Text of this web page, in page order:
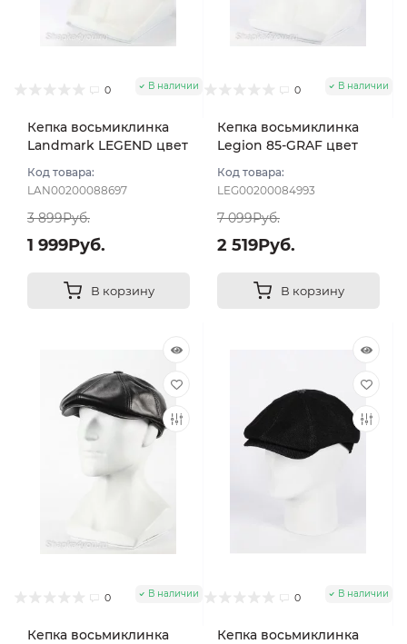
0 В наличии
Кепка восьмиклинка
Landmark LEGEND цвет
Код товара:
LAN00200088697
3 899Руб.
1 999Руб.
В корзину
0 В наличии
Кепка восьмиклинка
Legion 85-GRAF цвет
Код товара:
LEG00200084993
7 099Руб.
2 519Руб.
В корзину
0 В наличии
Кепка восьмиклинка
0 В наличии
Кепка восьмиклинка